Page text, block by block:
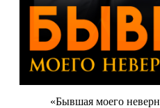
«Бывшая моего